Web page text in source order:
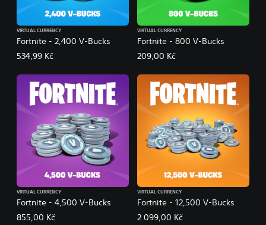
Fortnite - 2,400 V-Bucks
VIRTUAL CURRENCY
534,99 Kč
Fortnite - 800 V-Bucks
VIRTUAL CURRENCY
209,00 Kč
Fortnite - 4,500 V-Bucks
VIRTUAL CURRENCY
855,00 Kč
Fortnite - 12,500 V-Bucks
VIRTUAL CURRENCY
2 099,00 Kč